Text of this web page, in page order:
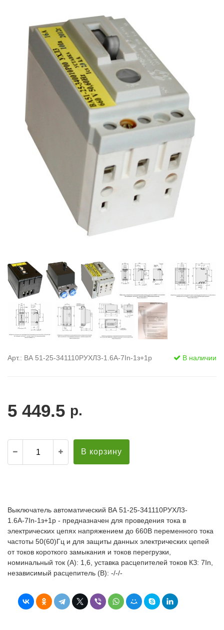
диэлектрические
Стремянки с
Стремянки с
опорой
Ширмы
РЗА (шторы)
Штендеры
Щиты
диэлектрические
Арт.: ВА 51-25-341110РУХЛ3-1.6А-7In-1з+1р В наличии
5 449.5 р.
В корзину
Выключатель автоматический ВА 51-25-341110РУХЛ3-
1.6А-7In-1з+1р - предназначен для проведения тока в
электрических цепях напряжением до 660В переменного тока
частоты 50(60)Гц и для защиты данных электрических цепей
от токов короткого замыкания и токов перегрузки,
номинальный ток (А): 1,6, уставка расцепителей токов КЗ: 7In,
независимый расцепитель (В): -/-/-